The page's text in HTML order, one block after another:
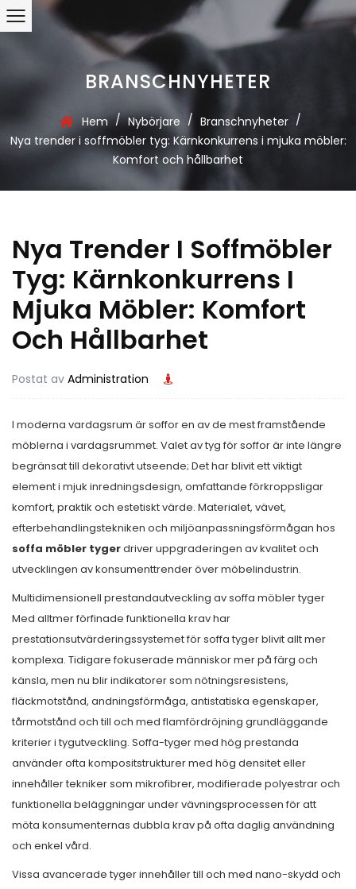
BRANSCHNYHETER
Hem / Nybörjare / Branschnyheter /
Nya trender i soffmöbler tyg: Kärnkonkurrens i mjuka möbler:
Komfort och hållbarhet
Nya Trender I Soffmöbler
Tyg: Kärnkonkurrens I
Mjuka Möbler: Komfort
Och Hållbarhet
Postat av Administration
I moderna vardagsrum är soffor en av de mest framstående
möblerna i vardagsrummet. Valet av tyg för soffor är inte längre
begränsat till dekorativt utseende; Det har blivit ett viktigt
element i mjuk inredningsdesign, omfattande förkroppsligar
komfort, praktik och estetiskt värde. Materialet, vävet,
efterbehandlingstekniken och miljöanpassningsförmågan hos
soffa möbler tygerdriver uppgraderingen av kvalitet och
utvecklingen av konsumenttrender över möbelindustrin.
Multidimensionell prestandautveckling av soffa möbler tyger
Med alltmer förfinade funktionella krav har
prestationsutvärderingssystemet för soffa tyger blivit allt mer
komplexa. Tidigare fokuserade människor mer på färg och
känsla, men nu blir indikatorer som nötningsresistens,
fläckmotstånd, andningsförmåga, antistatiska egenskaper,
tårmotstånd och till och med flamfördröjning grundläggande
kriterier i tygutveckling. Soffa-tyger med hög prestanda
använder ofta kompositstrukturer med hög densitet eller
innehåller tekniker som mikrofibrer, modifierade polyestrar och
funktionella beläggningar under vävningsprocessen för att
möta konsumenternas dubbla krav på ofta daglig användning
och enkel vård.
Vissa avancerade tyger innehåller till och med nano-skydd och